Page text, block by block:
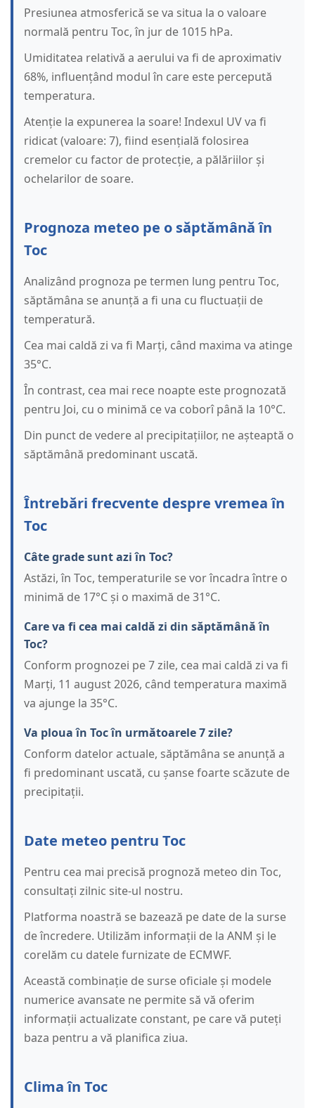
Presiunea atmosferică se va situa la o valoare
normală pentru Toc, în jur de 1015 hPa.
Umiditatea relativă a aerului va fi de aproximativ
68%, influențând modul în care este percepută
temperatura.
Atenție la expunerea la soare! Indexul UV va fi
ridicat (valoare: 7), fiind esențială folosirea
cremelor cu factor de protecție, a pălăriilor și
ochelarilor de soare.
Prognoza meteo pe o săptămână în
Toc
Analizând prognoza pe termen lung pentru Toc,
săptămâna se anunță a fi una cu fluctuații de
temperatură.
Cea mai caldă zi va fi Marți, când maxima va atinge
35°C.
În contrast, cea mai rece noapte este prognozată
pentru Joi, cu o minimă ce va coborî până la 10°C.
Din punct de vedere al precipitațiilor, ne așteaptă o
săptămână predominant uscată.
Întrebări frecvente despre vremea în
Toc
Câte grade sunt azi în Toc?
Astăzi, în Toc, temperaturile se vor încadra între o
minimă de 17°C și o maximă de 31°C.
Care va fi cea mai caldă zi din săptămână în
Toc?
Conform prognozei pe 7 zile, cea mai caldă zi va fi
Marți, 11 august 2026, când temperatura maximă
va ajunge la 35°C.
Va ploua în Toc în următoarele 7 zile?
Conform datelor actuale, săptămâna se anunță a
fi predominant uscată, cu șanse foarte scăzute de
precipitații.
Date meteo pentru Toc
Pentru cea mai precisă prognoză meteo din Toc,
consultați zilnic site-ul nostru.
Platforma noastră se bazează pe date de la surse
de încredere. Utilizăm informații de la ANM și le
corelăm cu datele furnizate de ECMWF.
Această combinație de surse oficiale și modele
numerice avansate ne permite să vă oferim
informații actualizate constant, pe care vă puteți
baza pentru a vă planifica ziua.
Clima în Toc